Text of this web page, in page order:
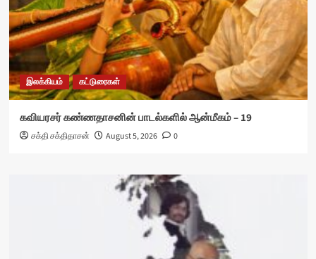
இலக்கியம் கட்டுரைகள்
கவியரசர் கண்ணதாசனின் பாடல்களில் ஆன்மீகம் – 19
சக்தி சக்திதாசன் August 5, 2026 0